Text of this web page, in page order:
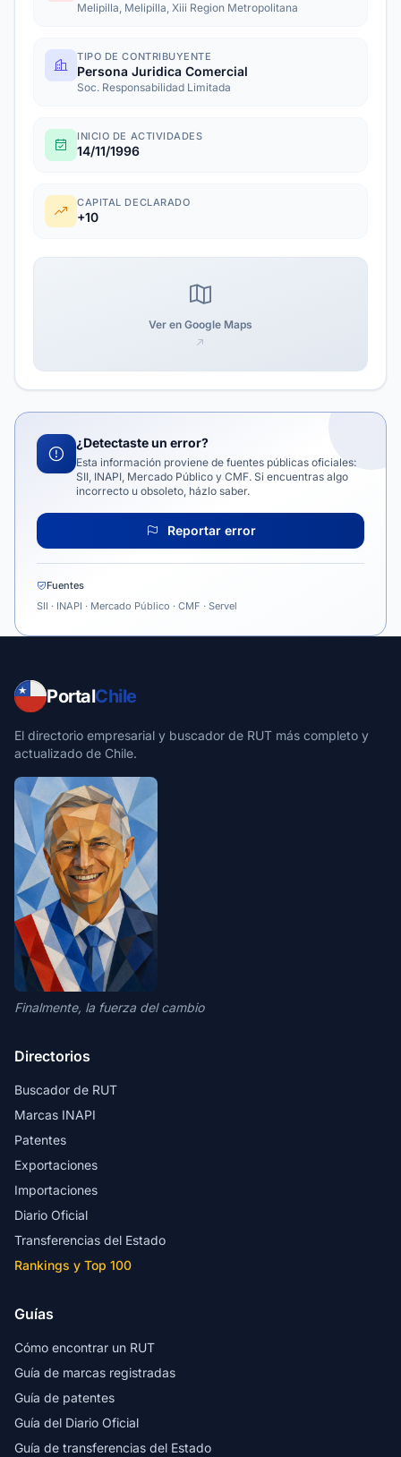
Melipilla, Melipilla, Xiii Region Metropolitana
TIPO DE CONTRIBUYENTE
Persona Juridica Comercial
Soc. Responsabilidad Limitada
INICIO DE ACTIVIDADES
14/11/1996
CAPITAL DECLARADO
+10
Ver en Google Maps
¿Detectaste un error?
Esta información proviene de fuentes públicas oficiales:
SII, INAPI, Mercado Público y CMF. Si encuentras algo
incorrecto u obsoleto, házlo saber.
Reportar error
Fuentes
SII · INAPI · Mercado Público · CMF · Servel
PortalChile
El directorio empresarial y buscador de RUT más completo y
actualizado de Chile.
Finalmente, la fuerza del cambio
Directorios
Buscador de RUT
Marcas INAPI
Patentes
Exportaciones
Importaciones
Diario Oficial
Transferencias del Estado
Rankings y Top 100
Guías
Cómo encontrar un RUT
Guía de marcas registradas
Guía de patentes
Guía del Diario Oficial
Guía de transferencias del Estado